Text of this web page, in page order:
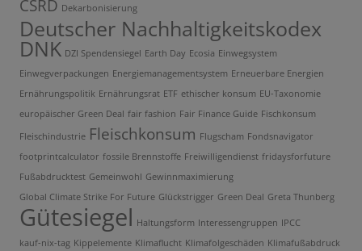
CSRD Dekarbonisierung
Deutscher Nachhaltigkeitskodex
DNK DZI Spendensiegel Earth Day Ecosia Einwegsystem
Einwegverpackungen Energiemanagementsystem Erneuerbare Energien
Ernährungspolitik Ernährungsrat ETF ethischer konsum EU-Taxonomie
europäischer Green Deal fair fashion Fair Finance Guide Fischkonsum
Fleischindustrie Fleischkonsum Flugscham Fondsnavigator
footprintcalculator fossile Brennstoffe Freiwilligendienst fridaysforfuture
Fußabdrucktest Gemeinwohl Gewinnmaximierung
Global Climate Strike For Future Glückstrigger Green Deal Greta Thunberg
Gütesiegel Haltungsform Interessengruppen IPCC
kauf-nix-tag Kippelemente Klimaflucht Klimafolgeschäden Klimafußabdruck